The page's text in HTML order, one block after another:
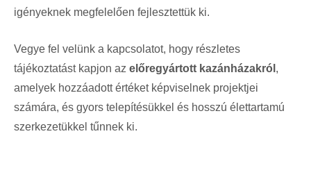
igényeknek megfelelően fejlesztettük ki.
Vegye fel velünk a kapcsolatot, hogy részletes
tájékoztatást kapjon az előregyártott kazánházakról ,
amelyek hozzáadott értéket képviselnek projektjei
számára, és gyors telepítésükkel és hosszú élettartamú
szerkezetükkel tűnnek ki.